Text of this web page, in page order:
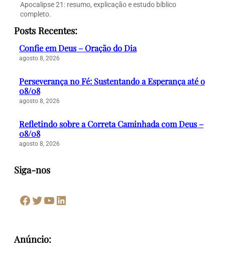
Apocalipse 21: resumo, explicação e estudo bíblico
completo.
Posts Recentes:
Confie em Deus – Oração do Dia
agosto 8, 2026
Perseverança no Fé: Sustentando a Esperança até o
08/08
agosto 8, 2026
Refletindo sobre a Correta Caminhada com Deus –
08/08
agosto 8, 2026
Siga-nos
Facebook Twitter Youtube LinkedIn
Anúncio: